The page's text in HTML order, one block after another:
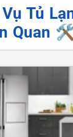
Tủ
Quan